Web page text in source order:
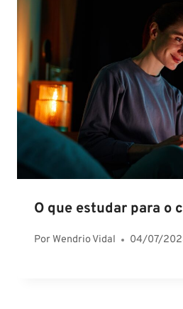
O que estudar para o
PorWendrio Vidal 04/07/